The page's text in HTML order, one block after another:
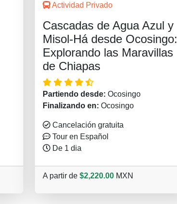
Actividad Privado
Cascadas de Agua Azul y
Misol-Há desde Ocosingo:
Explorando las Maravillas
de Chiapas
Partiendo desde: Ocosingo
Finalizando en: Ocosingo
Cancelación gratuita
Tour en Español
De 1 dia
A partir de $2,220.00 MXN